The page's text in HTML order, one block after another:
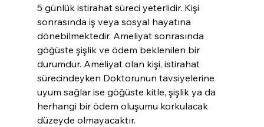
5 günlük istirahat süreci yeterlidir. Kişi
sonrasında iş veya sosyal hayatına
dönebilmektedir. Ameliyat sonrasında
göğüste şişlik ve ödem beklenilen bir
durumdur. Ameliyat olan kişi, istirahat
sürecindeyken Doktorunun tavsiyelerine
uyum sağlar ise göğüste kitle, şişlik ya da
herhangi bir ödem oluşumu korkulacak
düzeyde olmayacaktır.